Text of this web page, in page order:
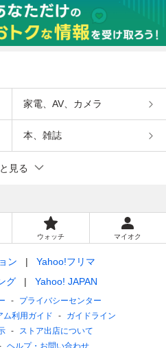
家電、AV、カメラ
本、雑誌
見る
ウォッチ マイオク
ン
Yahoo!フリマ
グ
Yahoo! JAPAN
プライバシーセンター
ム利用ガイド
ガイドライン
ストア出店について
ヘルプ・お問い合わせ